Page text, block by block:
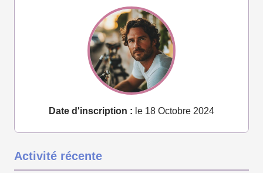
Date d'inscription : le 18 Octobre 2024
Activité récente